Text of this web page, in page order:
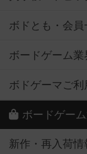
ボドとも・会員
ボードゲーム業
ボドゲーマご利
ボードゲー
新作・再入荷情